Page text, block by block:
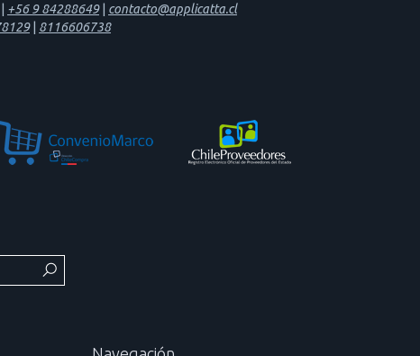
+56 9 84288649| contacto@applicatta.cl
| 8116606738